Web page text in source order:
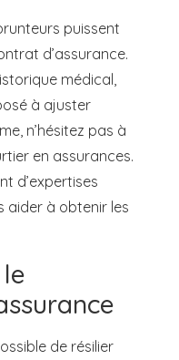
puissent
d’assurance.
médical,
à ajuster
n’hésitez pas à
en assurances.
d’expertises
aider à obtenir les
de résilier